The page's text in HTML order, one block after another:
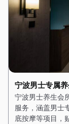
宁波男士专属
宁波男士养生会
服务，涵盖男士
底按摩等项目，